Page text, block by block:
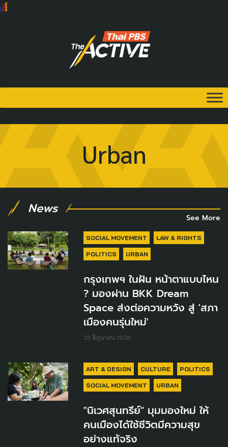
Urban
News
See More
SOCIAL MOVEMENT LAW & RIGHTS
POLITICS URBAN
กรุงเทพฯ ในฝัน หน้าตาแบบไหน
? มองผ่าน BKK Dream
Space ส่งต่อความหวัง สู่ 'สภา
เมืองคนรุ่นใหม่'
23 มิถุนายน 2026
ART & DESIGN CULTURE POLITICS
SOCIAL MOVEMENT URBAN
"นิเวศสุนทรีย์" มุมมองใหม่ ให้
คนเมืองได้ใช้ชีวิตมีความสุข
อย่างแท้จริง